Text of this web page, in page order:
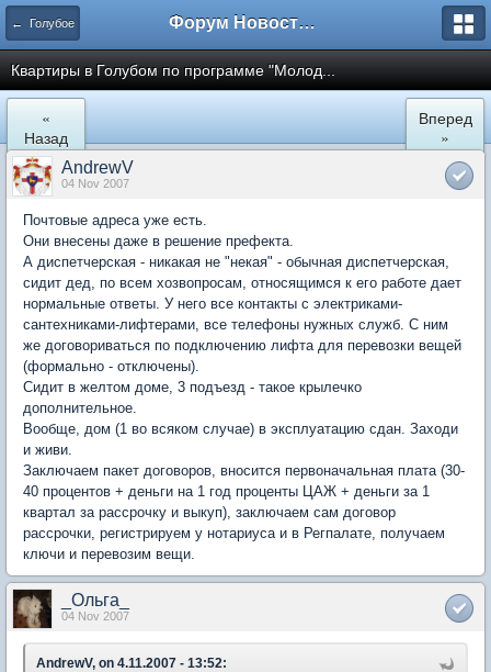
← Голубое Форум Новостройки
Квартиры в Голубом по программе "Молод...
«
Назад
Вперед
»
AndrewV
04 Nov 2007
Почтовые адреса уже есть.
Они внесены даже в решение префекта.
А диспетчерская - никакая не "некая" - обычная диспетчерская,
сидит дед, по всем хозвопросам, относящимся к его работе дает
нормальные ответы. У него все контакты с электриками-
сантехниками-лифтерами, все телефоны нужных служб. С ним
же договориваться по подключению лифта для перевозки вещей
(формально - отключены).
Сидит в желтом доме, 3 подъезд - такое крылечко
дополнительное.
Вообще, дом (1 во всяком случае) в эксплуатацию сдан. Заходи
и живи.
Заключаем пакет договоров, вносится первоначальная плата (30-
40 процентов + деньги на 1 год проценты ЦАЖ + деньги за 1
квартал за рассрочку и выкуп), заключаем сам договор
рассрочки, регистрируем у нотариуса и в Регпалате, получаем
ключи и перевозим вещи.
_Ольга_
04 Nov 2007
AndrewV, on 4.11.2007 - 13:52: